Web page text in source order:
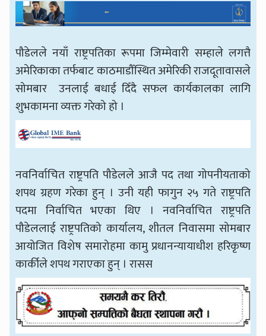
पौडेलले नयाँ राष्ट्रपतिका रूपमा जिम्मेवारी सम्हाले लगत्तै
अमेरिकाका तर्फबाट काठमाडौँस्थित अमेरिकी राजदूतावासले
सोमबार उनलाई बधाई दिँदै सफल कार्यकालका लागि
शुभकामना व्यक्त गरेको हो ।
नवनिर्वाचित राष्ट्रपति पौडेलले आजै पद तथा गोपनीयताको
शपथ ग्रहण गरेका हुन् । उनी यही फागुन २५ गते राष्ट्रपति
पदमा निर्वाचित भएका थिए । नवनिर्वाचित राष्ट्रपति
पौडेललाई राष्ट्रपतिको कार्यालय, शीतल निवासमा सोमबार
आयोजित विशेष समारोहमा कामु प्रधानन्यायाधीश हरिकृष्ण
कार्कीले शपथ गराएका हुन् । रासस